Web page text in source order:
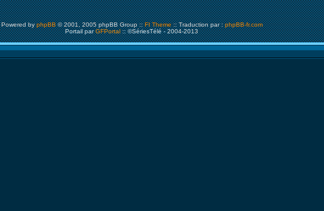
Powered byphpBB© 2001, 2005 phpBB Group ::FI Theme :: Traduction par :phpBB-fr.com
Portail parGFPortal:: ©SériesTélé - 2004-2013